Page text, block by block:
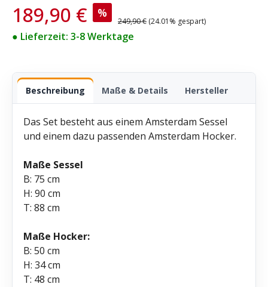
Verkaufspreis:
189,90 € %
Regulärer Preis:
249,90 € (24.01% gespart)
● Lieferzeit: 3-8 Werktage
Beschreibung Maße & Details Hersteller
Das Set besteht aus einem Amsterdam Sessel
und einem dazu passenden Amsterdam Hocker.
Maße Sessel
B: 75 cm
H: 90 cm
T: 88 cm
Maße Hocker:
B: 50 cm
H: 34 cm
T: 48 cm